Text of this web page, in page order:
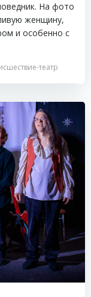
На фото
женщину,
и особенно с
театр